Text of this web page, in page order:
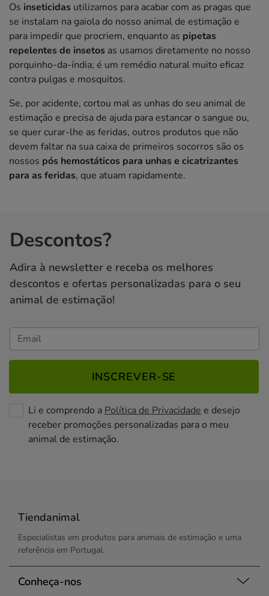
Os inseticidas utilizamos para acabar com as pragas que
se instalam na gaiola do nosso animal de estimação e
para impedir que procriem, enquanto as pipetas
repelentes de insetos as usamos diretamente no nosso
porquinho-da-índia; é um remédio natural muito eficaz
contra pulgas e mosquitos.
Se, por acidente, cortou mal as unhas do seu animal de
estimação e precisa de ajuda para estancar o sangue ou,
se quer curar-lhe as feridas, outros produtos que não
devem faltar na sua caixa de primeiros socorros são os
nossos pós hemostáticos para unhas e cicatrizantes
para as feridas, que atuam rapidamente.
Descontos?
Adira à newsletter e receba os melhores
descontos e ofertas personalizadas para o seu
animal de estimação!
INSCREVER-SE
Li e comprendo a Política de Privacidade e desejo
receber promoções personalizadas para o meu
animal de estimação.
Tiendanimal
Especialistas em produtos para animais de estimação e uma
referência em Portugal.
Conheça-nos